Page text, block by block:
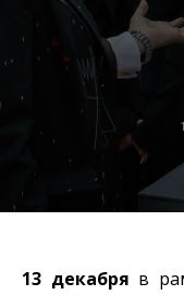
13 декабря в